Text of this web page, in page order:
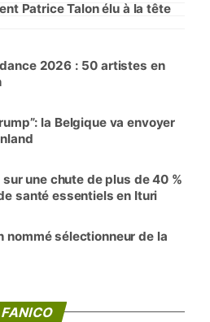
Patrice Talon élu à la tête
2026 : 50 artistes en
la Belgique va envoyer
sur une chute de plus de 40 %
santé essentiels en Ituri
nommé sélectionneur de la
FANICO